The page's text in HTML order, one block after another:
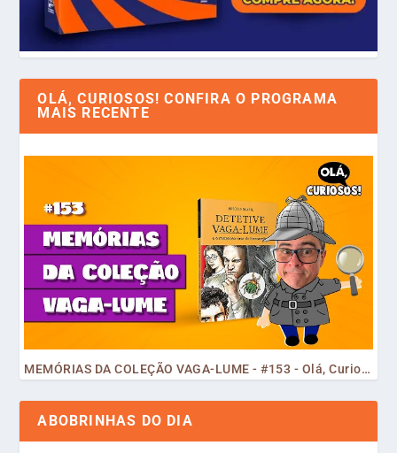
OLÁ, CURIOSOS! CONFIRA O PROGRAMA
MAIS RECENTE
MEMÓRIAS DA COLEÇÃO VAGA-LUME - #153 - Olá, Curiosos! 2023
ABOBRINHAS DO DIA